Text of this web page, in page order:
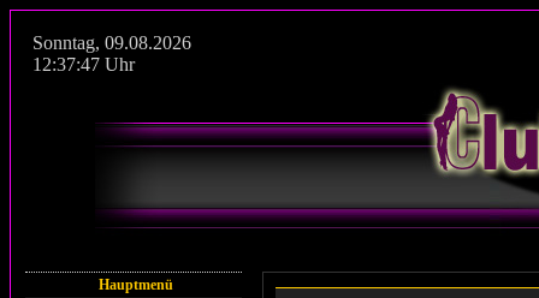
Sonntag, 09.08.2026
12:37:47 Uhr
Hauptmenü